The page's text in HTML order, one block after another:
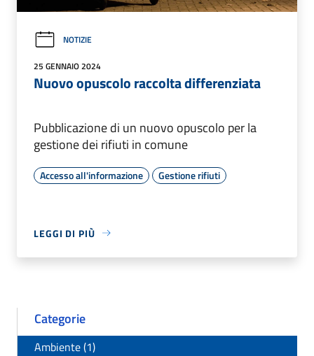
NOTIZIE
25 GENNAIO 2024
Nuovo opuscolo raccolta differenziata
Pubblicazione di un nuovo opuscolo per la
gestione dei rifiuti in comune
Accesso all'informazione Gestione rifiuti
LEGGI DI PIÙ
Categorie
Ambiente (1)